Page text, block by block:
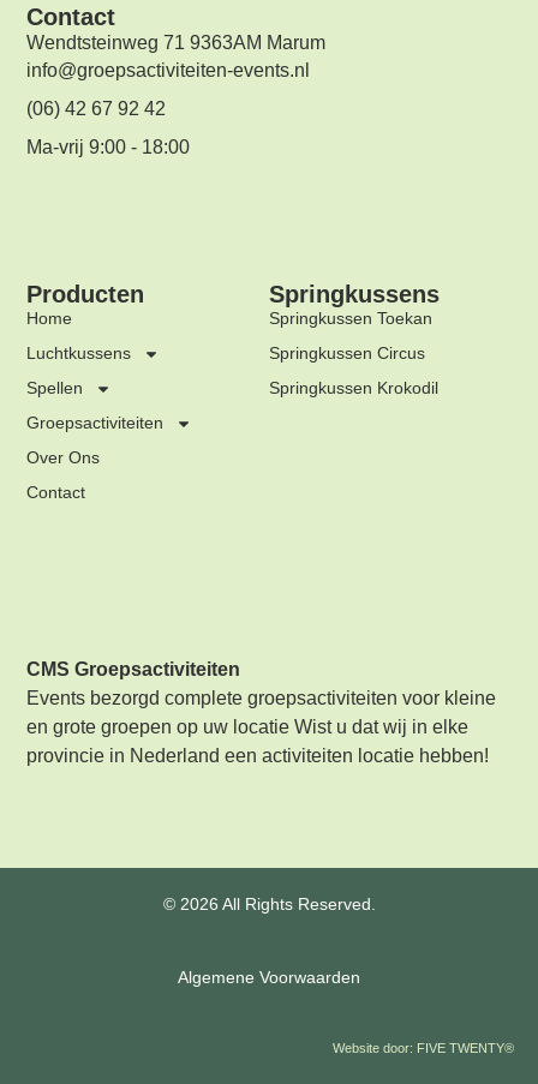
CMS Groepsactiviteiten
Events bezorgd complete groepsactiviteiten voor kleine
en grote groepen op uw locatie Wist u dat wij in elke
provincie in Nederland een activiteiten locatie hebben!
Springkussens
Springkussen Toekan
Springkussen Circus
Springkussen Krokodil
Producten
Home
Luchtkussens
Spellen
Groepsactiviteiten
Over Ons
Contact
Contact
Wendtsteinweg 71 9363AM Marum
info@groepsactiviteiten-events.nl
(06) 42 67 92 42
Ma-vrij 9:00 - 18:00
© 2026 All Rights Reserved.
Algemene Voorwaarden
Website door: FIVE TWENTY®